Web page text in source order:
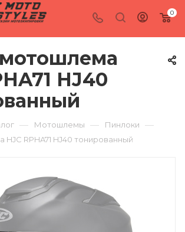
0
HJ40
— Мотошлемы — Пинлоки —
RPHA71 HJ40 тонированный